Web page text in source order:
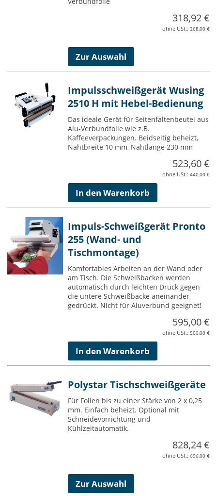
318,92 €
268,00 €
Zur Auswahl
Impulsschweißgerät Wusing
2510 H mit Hebel-Bedienung
Das ideale Gerät für Seitenfaltenbeutel aus
Alu-Verbundfolie wie z.B.
Kaffeeverpackungen. Beidseitig beheizt,
Nahtbreite 10 mm, Nahtlänge 230 mm
523,60 €
440,00 €
In den Warenkorb
Impuls-Schweißgerät Pronto
255 (Wand- und
Tischmontage)
Komfortables Arbeiten an der Wand oder
am Tisch. Die Schweißbacken werden
automatisch durch leichten Druck gegen
die untere Schweißbacke aneinander
gedrückt. Nicht für Aluverbund geeignet!
595,00 €
500,00 €
In den Warenkorb
Polystar Tischschweißgeräte
Für Folien bis zu einer Stärke von 2 x 0,25
mm. Einfach beheizt. Optional mit
Schneidevorrichtung und
Kühlzeitautomatik.
828,24 €
696,00 €
Zur Auswahl